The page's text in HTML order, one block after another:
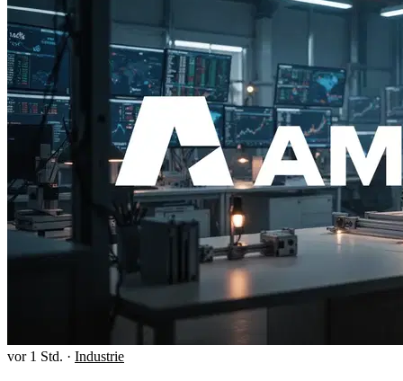
vor 1 Std. · Industrie